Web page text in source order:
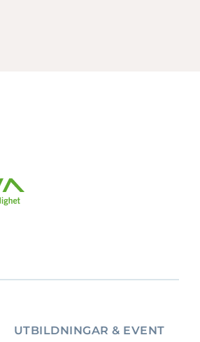
UTBILDNINGAR & EVENT